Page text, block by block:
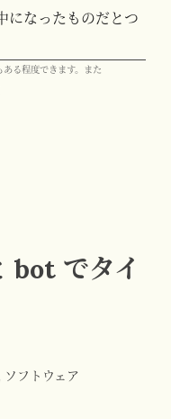
になったものだとつ
ある程度できます。また
bot でタイ
ソフトウェア